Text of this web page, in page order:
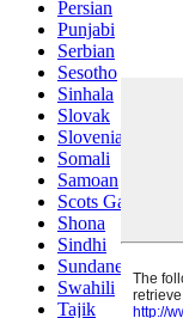
Persian
Punjabi
Serbian
Sesotho
Sinhala
Slovak
Slovenian
Somali
Samoan
Scots Gaelic
Shona
Sindhi
Sundanese
Swahili
Tajik